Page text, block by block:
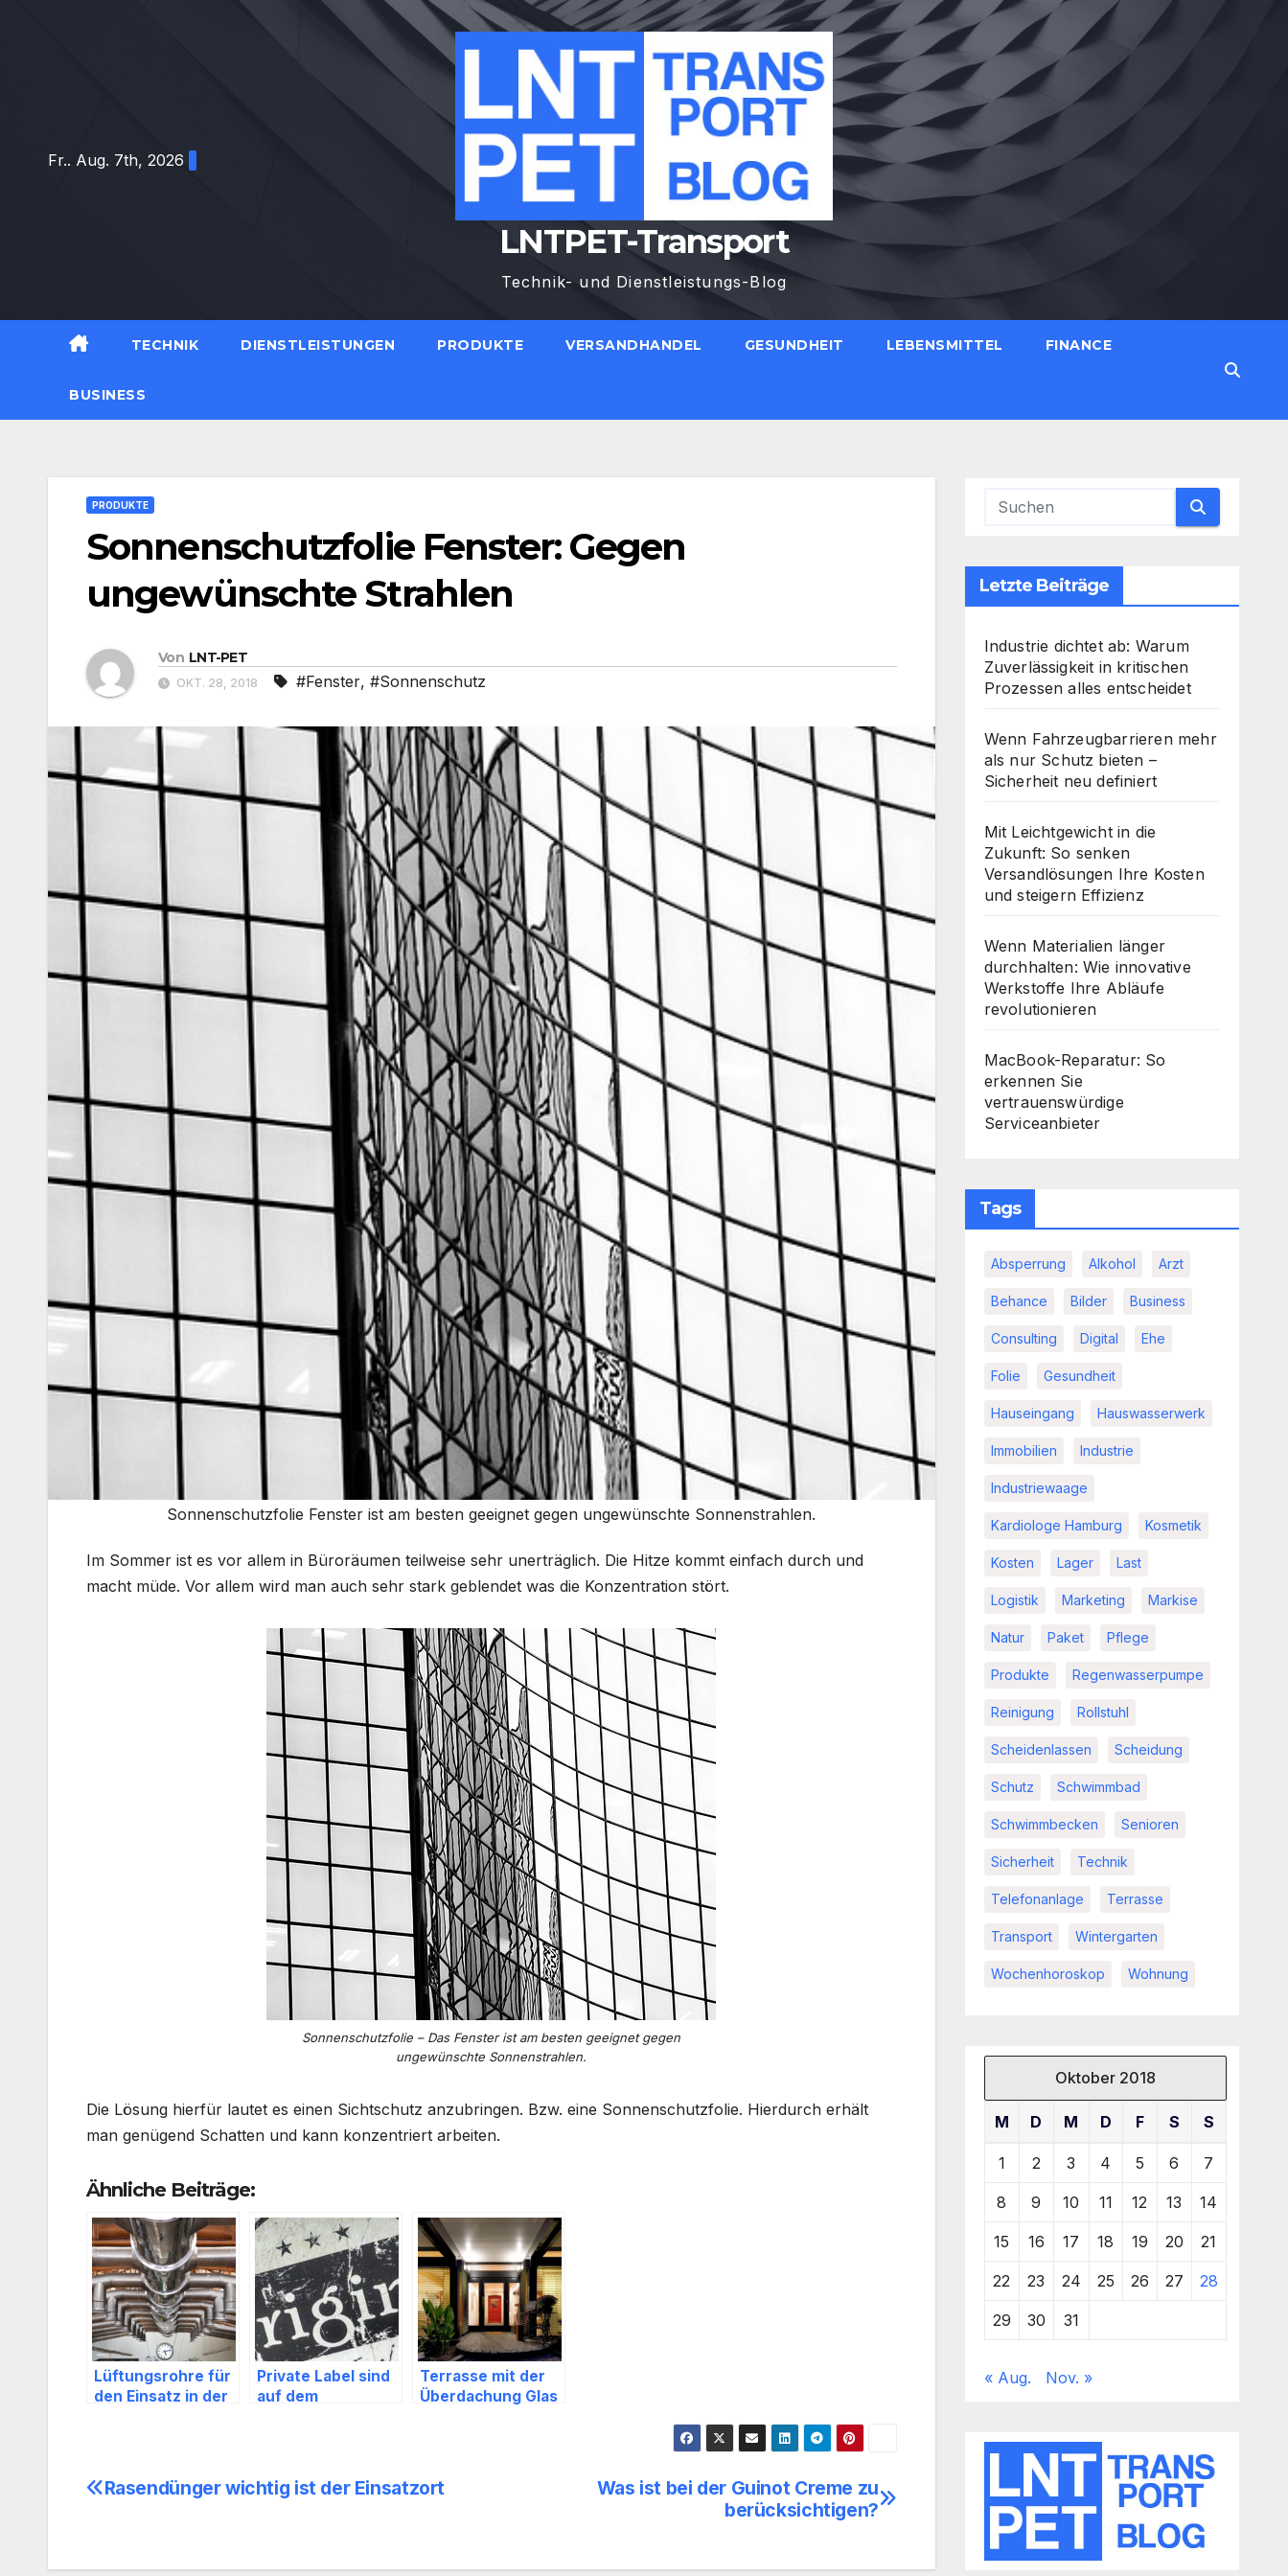
Fr.. Aug. 7th, 2026
LNTPET-Transport
Technik- und Dienstleistungs-Blog
TECHNIK DIENSTLEISTUNGEN PRODUKTE VERSANDHANDEL GESUNDHEIT LEBENSMITTEL FINANCE
BUSINESS
PRODUKTE
Sonnenschutzfolie Fenster: Gegen
ungewünschte Strahlen
Von LNT-PET
OKT. 28, 2018 #Fenster, #Sonnenschutz
Sonnenschutzfolie Fenster ist am besten geeignet gegen ungewünschte Sonnenstrahlen.
Im Sommer ist es vor allem in Büroräumen teilweise sehr unerträglich. Die Hitze kommt einfach durch und
macht müde. Vor allem wird man auch sehr stark geblendet was die Konzentration stört.
Sonnenschutzfolie – Das Fenster ist am besten geeignet gegen
ungewünschte Sonnenstrahlen.
Die Lösung hierfür lautet es einen Sichtschutz anzubringen. Bzw. eine Sonnenschutzfolie. Hierdurch erhält
man genügend Schatten und kann konzentriert arbeiten.
Ähnliche Beiträge:
Lüftungsrohre für
den Einsatz in der
Private Label sind
auf dem
Terrasse mit der
Überdachung Glas
Beitragsnavigation
Was ist bei der Guinot Creme zu
berücksichtigen?
Rasendünger wichtig ist der Einsatzort
Letzte Beiträge
Industrie dichtet ab: Warum
Zuverlässigkeit in kritischen
Prozessen alles entscheidet
Wenn Fahrzeugbarrieren mehr
als nur Schutz bieten –
Sicherheit neu definiert
Mit Leichtgewicht in die
Zukunft: So senken
Versandlösungen Ihre Kosten
und steigern Effizienz
Wenn Materialien länger
durchhalten: Wie innovative
Werkstoffe Ihre Abläufe
revolutionieren
MacBook-Reparatur: So
erkennen Sie
vertrauenswürdige
Serviceanbieter
Tags
Absperrung Alkohol Arzt
Behance Bilder Business
Consulting Digital Ehe
Folie Gesundheit
Hauseingang Hauswasserwerk
Immobilien Industrie
Industriewaage
Kardiologe Hamburg Kosmetik
Kosten Lager Last
Logistik Marketing Markise
Natur Paket Pflege
Produkte Regenwasserpumpe
Reinigung Rollstuhl
Scheidenlassen Scheidung
Schutz Schwimmbad
Schwimmbecken Senioren
Sicherheit Technik
Telefonanlage Terrasse
Transport Wintergarten
Wochenhoroskop Wohnung
Oktober 2018
M D M D F S S
1 2 3 4 5 6 7
8 9 10 11 12 13 14
15 16 17 18 19 20 21
22 23 24 25 26 27 28
29 30 31
« Aug. Nov. »